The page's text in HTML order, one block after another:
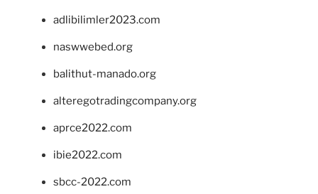
adlibilimler2023.com
naswwebed.org
balithut-manado.org
alteregotradingcompany.org
aprce2022.com
ibie2022.com
sbcc-2022.com